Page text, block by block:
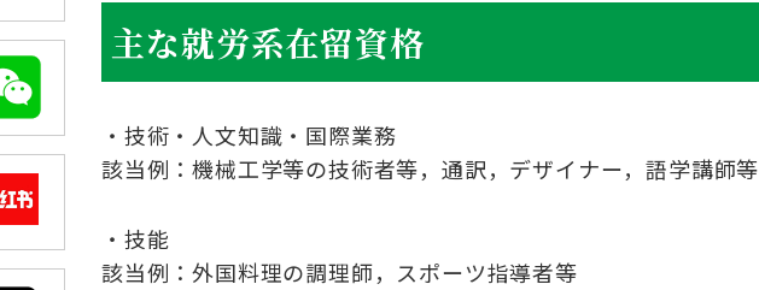
主な就労系在留資格
・技術・人文知識・国際業務
該当例：機械工学等の技術者等，通訳，デザイナー，語学講師等
・技能
該当例：外国料理の調理師，スポーツ指導者等